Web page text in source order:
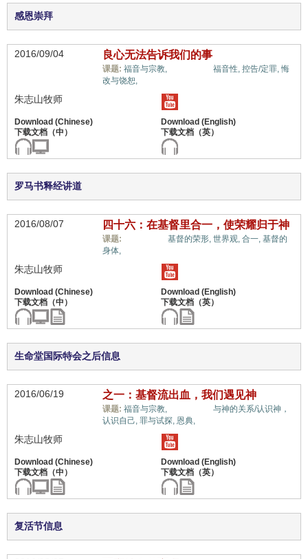
感恩崇拜
2016/09/04 良心无法告诉我们的事
课题: 福音与宗教, 福音性, 控告/定罪, 悔
改与饶恕,
朱志山牧师
罗马书释经讲道
2016/08/07 四十六：在基督里合一，使荣耀归于神
课题: 基督的荣形, 世界观, 合一, 基督的
身体,
朱志山牧师
生命堂国际特会之后信息
2016/06/19 之一：基督流出血，我们遇见神
课题: 福音与宗教,
与神的关系/认识神，
认识自己, 罪与试探, 恩典,
朱志山牧师
复活节信息